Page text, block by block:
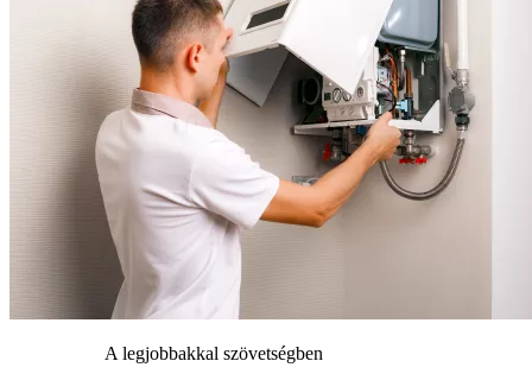
A legjobbakkal szövetségben